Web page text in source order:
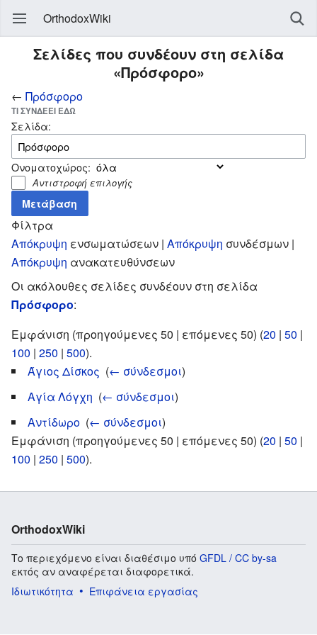
OrthodoxWiki
Σελίδες που συνδέουν στη σελίδα
«Πρόσφορο»
← Πρόσφορο
ΤΙ ΣΥΝΔΈΕΙ ΕΔΏ
Σελίδα:
Ονοματοχώρος:
Αντιστροφή επιλογής
Φίλτρα
Απόκρυψη ενσωματώσεων | Απόκρυψη συνδέσμων |
Απόκρυψη ανακατευθύνσεων
Οι ακόλουθες σελίδες συνδέουν στη σελίδα
Πρόσφορο:
Εμφάνιση (προηγούμενες 50 | επόμενες 50) (20 | 50 |
100 | 250 | 500).
Άγιος Δίσκος (← σύνδεσμοι)
Αγία Λόγχη (← σύνδεσμοι)
Αντίδωρο (← σύνδεσμοι)
Εμφάνιση (προηγούμενες 50 | επόμενες 50) (20 | 50 |
100 | 250 | 500).
OrthodoxWiki
Το περιεχόμενο είναι διαθέσιμο υπό GFDL / CC by-sa
εκτός αν αναφέρεται διαφορετικά.
Ιδιωτικότητα
Επιφάνεια εργασίας